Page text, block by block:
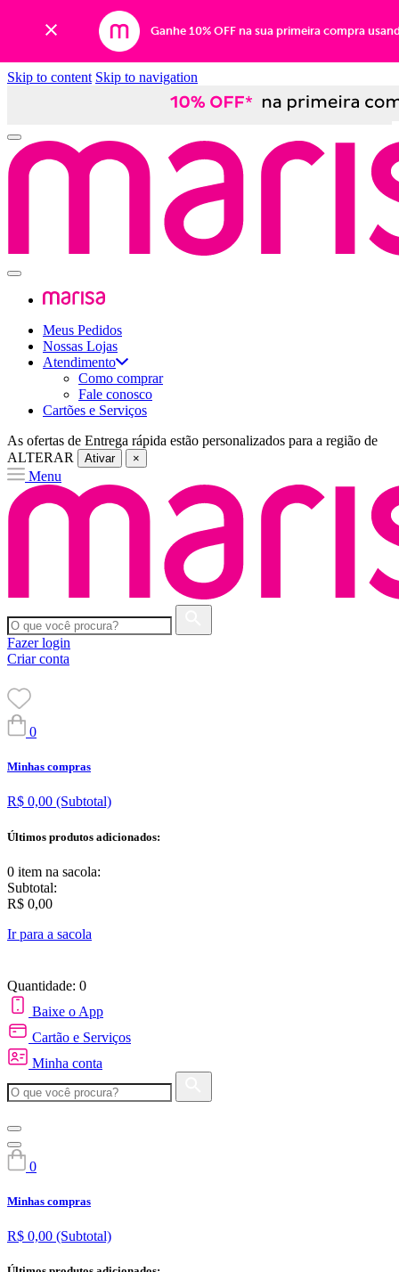
Ganhe 10% OFF na sua primeira compra
Skip to content Skip to navigation
Meus Pedidos
Nossas Lojas
Atendimento
Como comprar
Fale conosco
Cartões e Serviços
As ofertas de Entrega rápida estão personalizados para a região de
ALTERAR
Ativar ×
Menu
Fazer login
Criar conta
0
Minhas compras
R$ 0,00 (Subtotal)
Últimos produtos adicionados:
0 item na sacola:
Subtotal:
R$ 0,00
Ir para a sacola
Quantidade: 0
Baixe o App
Cartão e Serviços
Minha conta
0
Minhas compras
R$ 0,00 (Subtotal)